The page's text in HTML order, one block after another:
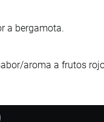
a bergamota.
aroma a frutos